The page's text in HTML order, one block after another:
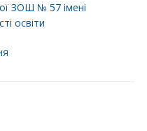
ЗОШ № 57 імені
освіти